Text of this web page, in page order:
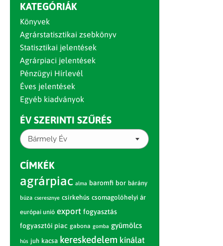
KATEGÓRIÁK
Könyvek
Agrárstatisztikai zsebkönyv
Statisztikai jelentések
Agrárpiaci jelentések
Pénzügyi Hírlevél
Éves jelentések
Egyéb kiadványok
ÉV SZERINTI SZŰRÉS
Bármely Év
CÍMKÉK
agrárpiac alma baromfi bor bárány
búza cseresznye csirkehús csomagolóhelyi ár
európai unió export fogyasztás
fogyasztói piac gabona gomba gyümölcs
hús juh kacsa kereskedelem kínálat